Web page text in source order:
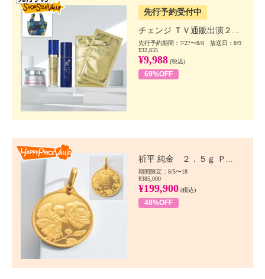
先行予約受付中
チェンジ ＴＶ通販出演２...
先行予約期間：7/27〜8/8 放送日：8/9
¥32,835
¥9,988 (税込)
69%OFF
祈平 純金 ２．５ｇ Ｐ...
期間限定：8/5〜18
¥385,000
¥199,900 (税込)
48%OFF